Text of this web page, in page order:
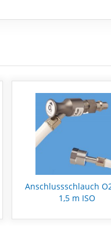
Anschlussschlauch
1,5 m ISO